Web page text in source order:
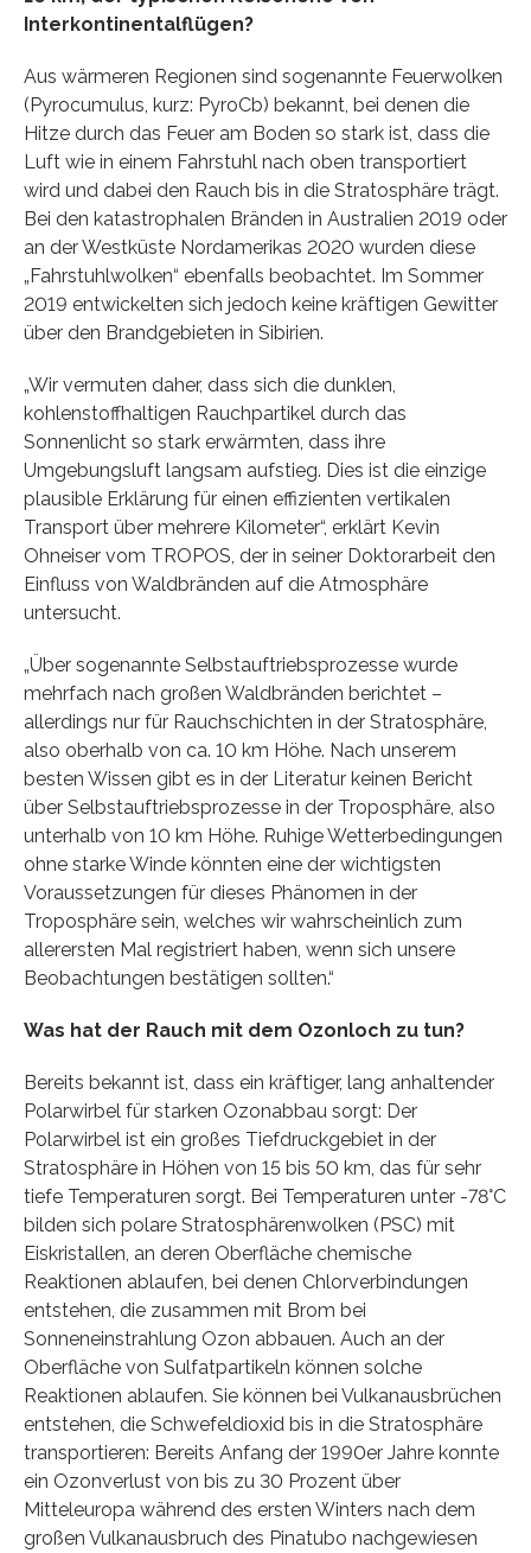
Interkontinentalflügen?
Aus wärmeren Regionen sind sogenannte Feuerwolken
(Pyrocumulus, kurz: PyroCb) bekannt, bei denen die
Hitze durch das Feuer am Boden so stark ist, dass die
Luft wie in einem Fahrstuhl nach oben transportiert
wird und dabei den Rauch bis in die Stratosphäre trägt.
Bei den katastrophalen Bränden in Australien 2019 oder
an der Westküste Nordamerikas 2020 wurden diese
„Fahrstuhlwolken“ ebenfalls beobachtet. Im Sommer
2019 entwickelten sich jedoch keine kräftigen Gewitter
über den Brandgebieten in Sibirien.
„Wir vermuten daher, dass sich die dunklen,
kohlenstoffhaltigen Rauchpartikel durch das
Sonnenlicht so stark erwärmten, dass ihre
Umgebungsluft langsam aufstieg. Dies ist die einzige
plausible Erklärung für einen effizienten vertikalen
Transport über mehrere Kilometer“, erklärt Kevin
Ohneiser vom TROPOS, der in seiner Doktorarbeit den
Einfluss von Waldbränden auf die Atmosphäre
untersucht.
„Über sogenannte Selbstauftriebsprozesse wurde
mehrfach nach großen Waldbränden berichtet –
allerdings nur für Rauchschichten in der Stratosphäre,
also oberhalb von ca. 10 km Höhe. Nach unserem
besten Wissen gibt es in der Literatur keinen Bericht
über Selbstauftriebsprozesse in der Troposphäre, also
unterhalb von 10 km Höhe. Ruhige Wetterbedingungen
ohne starke Winde könnten eine der wichtigsten
Voraussetzungen für dieses Phänomen in der
Troposphäre sein, welches wir wahrscheinlich zum
allerersten Mal registriert haben, wenn sich unsere
Beobachtungen bestätigen sollten.“
Was hat der Rauch mit dem Ozonloch zu tun?
Bereits bekannt ist, dass ein kräftiger, lang anhaltender
Polarwirbel für starken Ozonabbau sorgt: Der
Polarwirbel ist ein großes Tiefdruckgebiet in der
Stratosphäre in Höhen von 15 bis 50 km, das für sehr
tiefe Temperaturen sorgt. Bei Temperaturen unter -78°C
bilden sich polare Stratosphärenwolken (PSC) mit
Eiskristallen, an deren Oberfläche chemische
Reaktionen ablaufen, bei denen Chlorverbindungen
entstehen, die zusammen mit Brom bei
Sonneneinstrahlung Ozon abbauen. Auch an der
Oberfläche von Sulfatpartikeln können solche
Reaktionen ablaufen. Sie können bei Vulkanausbrüchen
entstehen, die Schwefeldioxid bis in die Stratosphäre
transportieren: Bereits Anfang der 1990er Jahre konnte
ein Ozonverlust von bis zu 30 Prozent über
Mitteleuropa während des ersten Winters nach dem
großen Vulkanausbruch des Pinatubo nachgewiesen